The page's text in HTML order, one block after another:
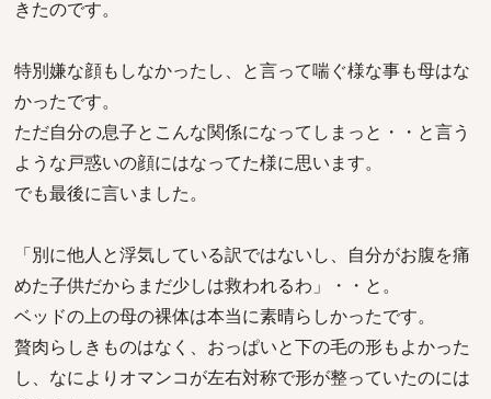
きたのです。
特別嫌な顔もしなかったし、と言って喘ぐ様な事も母はな
かったです。
ただ自分の息子とこんな関係になってしまっと・・と言う
ような戸惑いの顔にはなってた様に思います。
でも最後に言いました。
「別に他人と浮気している訳ではないし、自分がお腹を痛
めた子供だからまだ少しは救われるわ」・・と。
ベッドの上の母の裸体は本当に素晴らしかったです。
贅肉らしきものはなく、おっぱいと下の毛の形もよかった
し、なによりオマンコが左右対称で形が整っていたのには